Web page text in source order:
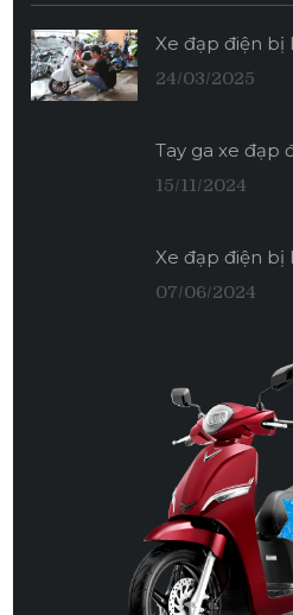
Xe đạp điện bị
24/03/2025
Tay ga xe đạp
15/11/2024
Xe đạp điện bị
07/06/2024